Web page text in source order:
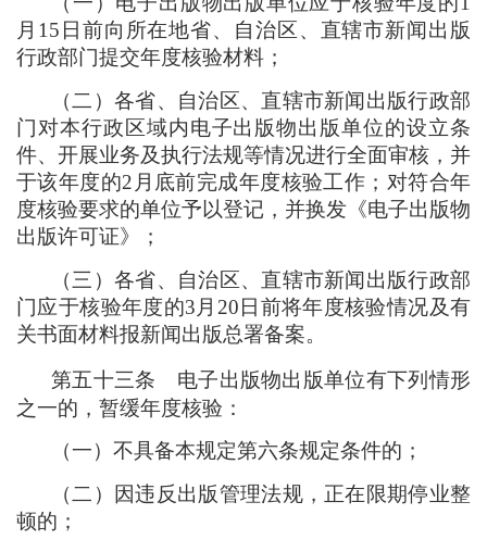
月15日前向所在地省、自治区、直辖市新闻出版
行政部门提交年度核验材料 ；
（二 ） 各省、自治区、直辖市新闻出版行政部
门对本行政区域内电子出版物出版单位的设立条
件、开展业务及执行法规等情况进行全面审核 ， 并
于该年度的2月底前完成年度核验工作 ； 对符合年
度核验要求的单位予以登记 ， 并换发《电子出版物
出版许可证》
；
（三 ） 各省、自治区、直辖市新闻出版行政部
门应于核验年度的3月20日前将年度核验情况及有
关书面材料报新闻出版总署备案。
第五十三条 电子出版物出版单位有下列情形
之一的 ， 暂缓年度核验 ：
（一） 不具备本规定第六条规定条件的 ；
（二 ） 因违反出版管理法规， 正在限期停业整
顿的 ；